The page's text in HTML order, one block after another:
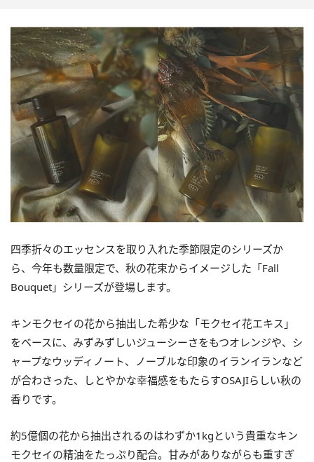
四季折々のエッセンスを取り入れた季節限定のシリーズか
ら、今年も数量限定で、秋の花束からイメージした「Fall
Bouquet」シリーズが登場します。
キンモクセイの花から抽出した希少な「モクセイ花エキス」
をベースに、みずみずしいジューシーさをもつオレンジや、シ
ャープなウッディノート、ノーブルな印象のイランイランなど
が合わさった、しとやかな幸福感をもたらすOSAJIらしい秋の
香りです。
約5億個の花から抽出されるのはわずか1kgという貴重なキン
モクセイの精油をたっぷり配合。甘みがありながらも重すぎ